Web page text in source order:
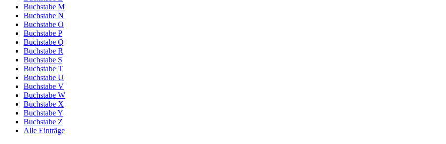
Buchstabe M
Buchstabe N
Buchstabe O
Buchstabe P
Buchstabe Q
Buchstabe R
Buchstabe S
Buchstabe T
Buchstabe U
Buchstabe V
Buchstabe W
Buchstabe X
Buchstabe Y
Buchstabe Z
Alle Einträge